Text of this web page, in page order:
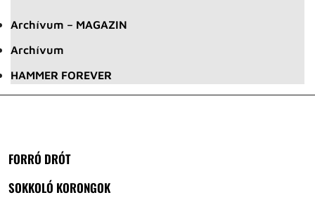
Archívum – MAGAZIN
Archívum
HAMMER FOREVER
FORRÓ DRÓT
SOKKOLÓ KORONGOK